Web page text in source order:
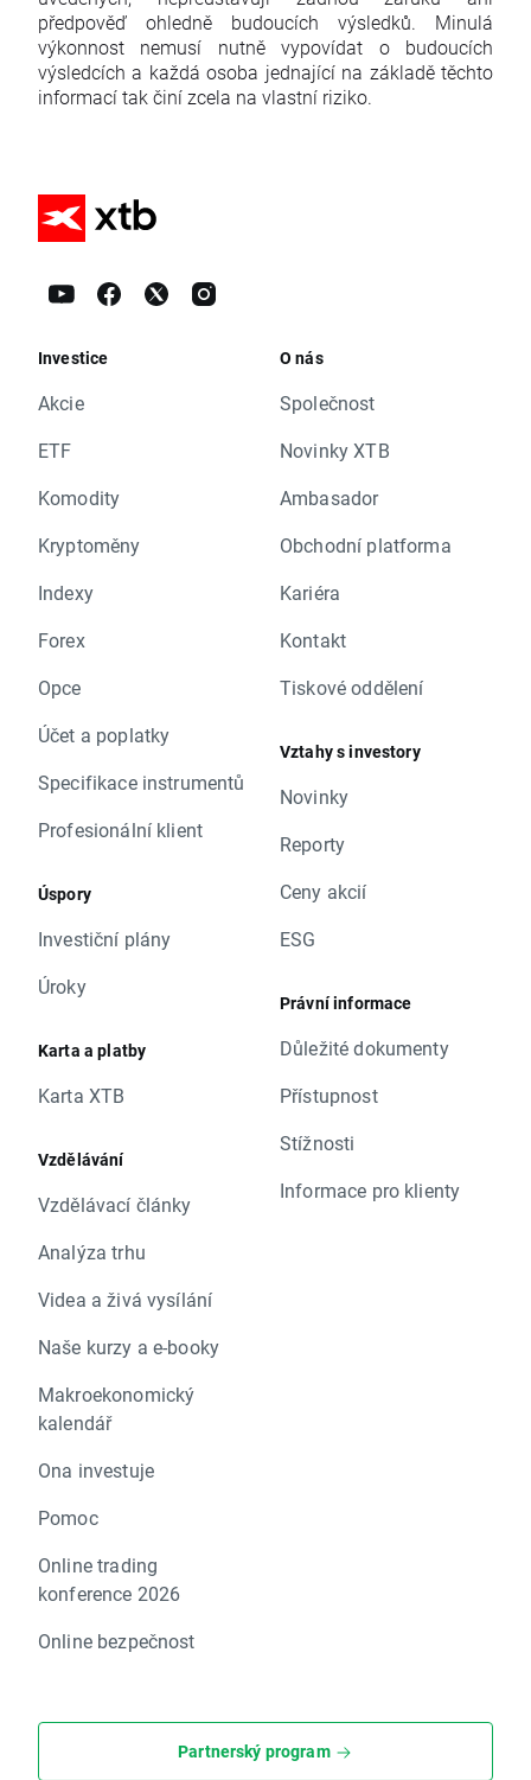
předpověď ohledně budoucích výsledků. Minulá
výkonnost nemusí nutně vypovídat o budoucích
výsledcích a každá osoba jednající na základě těchto
informací tak činí zcela na vlastní riziko.
Investice
Akcie
ETF
Komodity
Kryptoměny
Indexy
Forex
Opce
Účet a poplatky
Specifikace instrumentů
Profesionální klient
Úspory
Investiční plány
Úroky
Karta a platby
Karta XTB
Vzdělávání
Vzdělávací články
Analýza trhu
Videa a živá vysílání
Naše kurzy a e-booky
Makroekonomický
kalendář
Ona investuje
Pomoc
Online trading
konference 2026
Online bezpečnost
O nás
Společnost
Novinky XTB
Ambasador
Obchodní platforma
Kariéra
Kontakt
Tiskové oddělení
Vztahy s investory
Novinky
Reporty
Ceny akcií
ESG
Právní informace
Důležité dokumenty
Přístupnost
Stížnosti
Informace pro klienty
Partnerský program